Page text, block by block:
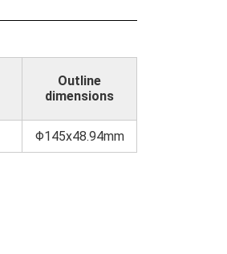
Outline
dimensions
Φ145x48.94mm